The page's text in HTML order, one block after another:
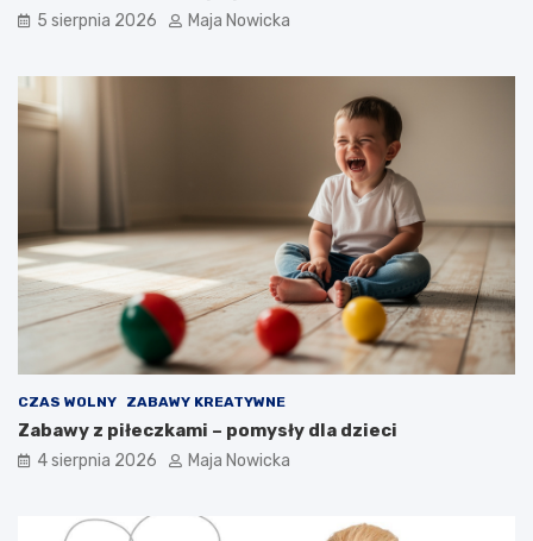
5 sierpnia 2026 Maja Nowicka
CZAS WOLNY ZABAWY KREATYWNE
Zabawy z piłeczkami – pomysły dla dzieci
4 sierpnia 2026 Maja Nowicka